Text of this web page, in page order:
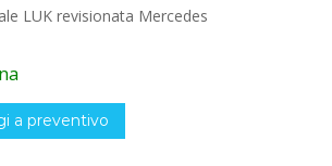
LUK revisionata Mercedes
a preventivo